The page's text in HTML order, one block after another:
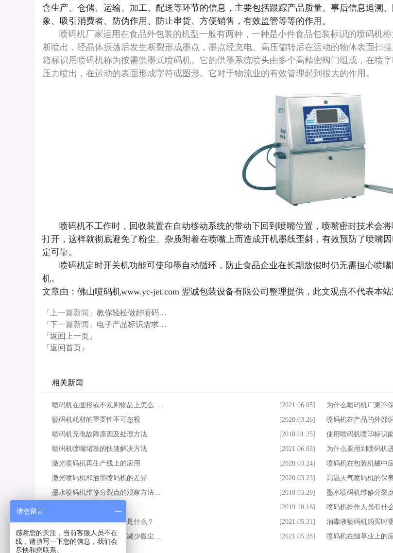
含生产、仓储、运输、加工、配送等环节的信息，主要包括跟踪产品质量、事后信息追溯
象、吸引消费者、防伪作用、防止串货、方便销售，有效监管等等的作用。
喷码机厂家运用在食品外包装的机型一般有两种，一种是小件食品包装标识的喷码机
断喷出，经晶体振荡后发生断裂形成墨点，墨点经充电、高压偏转后在运动的物体表面扫
箱标识用喷码机称为按需供墨式喷码机。它的供墨系统喷头由多个高精密阀门组成，在喷
压力喷出，在运动的表面形成字符或图形。它对于物流业的有效管理起到很大的作用。
喷码机不工作时，回收装置在自动移动系统的带动下回到喷嘴位置，喷嘴密封技术会
打开，这样就彻底避免了粉尘、杂质附着在喷嘴上而造成开机墨线歪斜，有效预防了喷嘴
定可靠。
喷码机定时开关机功能可使印墨自动循环，防止食品企业在长期放假时仍无需担心喷
机。
文章由：佛山喷码机www.yc-jet.com 翌诚包装设备有限公司整理提供，此文观点不代表本站
『上一篇新闻』 教你轻松做好喷码…
『下一篇新闻』 电子产品标识需求…
『返回上一页』
『返回首页』
相关新闻
[2021.06.05]
喷码机在圆形或不规则物品上怎么…
为什么喷码机厂家不
[2020.03.26]
喷码机耗材的重要性不可忽视
喷码机在产品的外部
[2018.01.25]
喷码机充电故障原因及处理方法
使用喷码机喷印标识
[2021.06.03]
喷码机喷嘴堵塞的快速解决方法
为什么要用到喷码机
[2020.03.24]
激光喷码机再生产线上的应用
喷码机在包装机械中
[2020.03.23]
激光喷码机和油墨喷码机的差异
高温天气喷码机的保
[2018.03.29]
墨水喷码机维修分裂点的观察方法…
墨水喷码机维修分裂
[2019.10.16]
喷码机操作人员有什
[2021.05.31]
喷码机墨水的抗迁移指的是什么？
消毒液喷码机购买时
[2021.05.28]
为什么喷码机运行环境要减少微尘… 喷码机在烟草业上的
请您留言
感谢您的关注，当前客服人员不在
线，请填写一下您的信息，我们会
尽快和您联系。